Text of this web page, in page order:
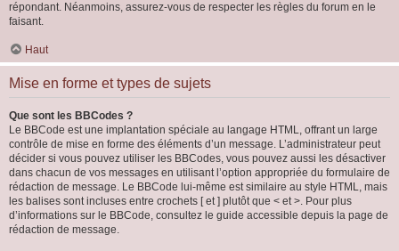
répondant. Néanmoins, assurez-vous de respecter les règles du forum en le
faisant.
Haut
Mise en forme et types de sujets
Que sont les BBCodes ?
Le BBCode est une implantation spéciale au langage HTML, offrant un large
contrôle de mise en forme des éléments d’un message. L’administrateur peut
décider si vous pouvez utiliser les BBCodes, vous pouvez aussi les désactiver
dans chacun de vos messages en utilisant l’option appropriée du formulaire de
rédaction de message. Le BBCode lui-même est similaire au style HTML, mais
les balises sont incluses entre crochets [ et ] plutôt que < et >. Pour plus
d’informations sur le BBCode, consultez le guide accessible depuis la page de
rédaction de message.